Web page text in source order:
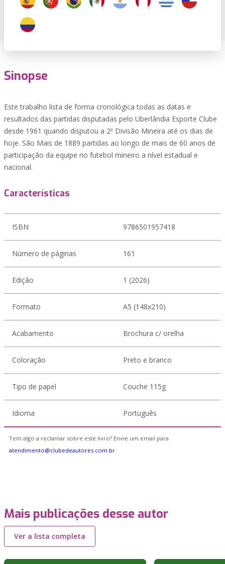
Sinopse
Este trabalho lista de forma cronológica todas as datas e
resultados das partidas disputadas pelo Uberlândia Esporte Clube
desde 1961 quando disputou a 2ª Divisão Mineira até os dias de
hoje. São Mais de 1889 partidas ao longo de mais de 60 anos de
participação da equipe no futebol mineiro a nível estadual e
nacional.
Características
ISBN 9786501957418
Número de páginas 161
Edição 1 (2026)
Formato A5 (148x210)
Acabamento Brochura c/ orelha
Coloração Preto e branco
Tipo de papel Couche 115g
Idioma Português
Tem algo a reclamar sobre este livro? Envie um email para
atendimento@clubedeautores.com.br
Mais publicações desse autor
Ver a lista completa